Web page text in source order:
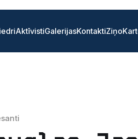
AktīvistiGalerijasKontaktiZiņo